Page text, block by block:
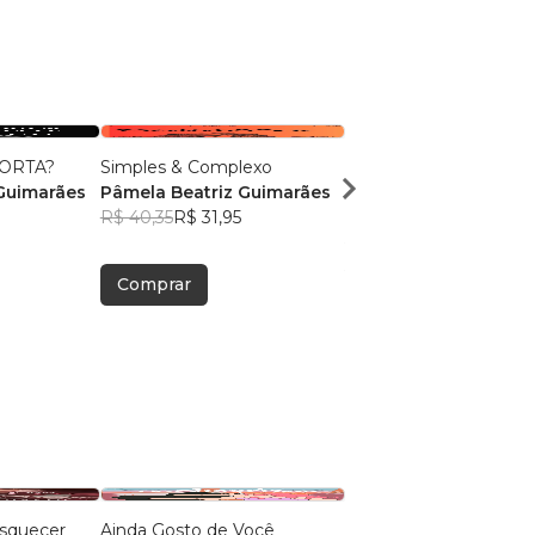
Simples & Complexo
Pâmela Beatriz Guimarães
R$ 40,35R$ 31,95
Comprar
Coração
Ainda Gosto de Você